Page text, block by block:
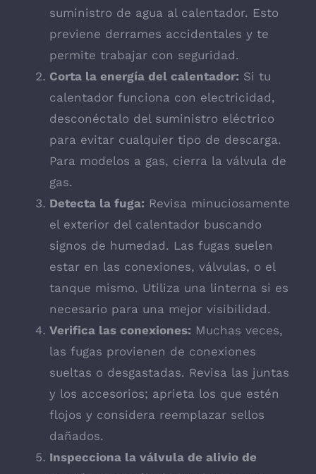
suministro de agua al calentador. Esto
previene derrames accidentales y te
permite trabajar con seguridad.
Corta la energía del calentador: Si tu
calentador funciona con electricidad,
desconéctalo del suministro eléctrico
para evitar cualquier tipo de descarga.
Para modelos a gas, cierra la válvula de
gas.
Detecta la fuga: Revisa minuciosamente
el exterior del calentador buscando
signos de humedad. Las fugas suelen
estar en las conexiones, válvulas, o el
tanque mismo. Utiliza una linterna si es
necesario para una mejor visibilidad.
Verifica las conexiones: Muchas veces,
las fugas provienen de conexiones
sueltas o desgastadas. Revisa las juntas
y los accesorios; aprieta los que estén
flojos y considera reemplazar sellos
dañados.
Inspecciona la válvula de alivio de